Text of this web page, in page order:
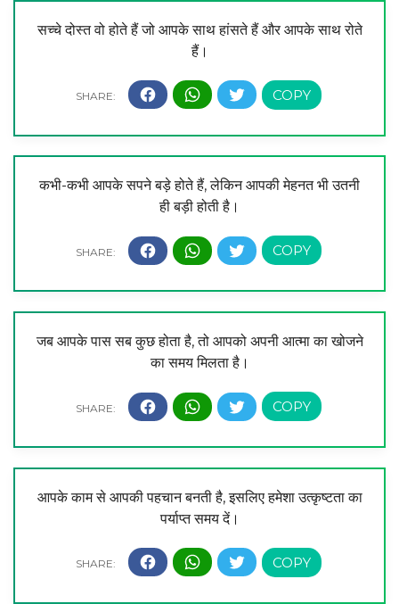
सच्चे दोस्त वो होते हैं जो आपके साथ हांसते हैं और आपके साथ रोते
हैं।
कभी-कभी आपके सपने बड़े होते हैं, लेकिन आपकी मेहनत भी उतनी
ही बड़ी होती है।
जब आपके पास सब कुछ होता है, तो आपको अपनी आत्मा का खोजने
का समय मिलता है।
आपके काम से आपकी पहचान बनती है, इसलिए हमेशा उत्कृष्टता का
पर्याप्त समय दें।